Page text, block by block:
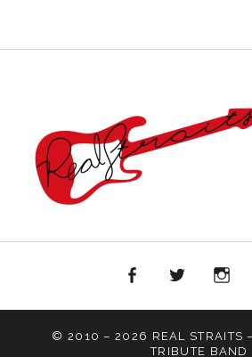
FacebookTwitter
© 2010 – 2026 REAL STRAITS
TRIBUTE BAND